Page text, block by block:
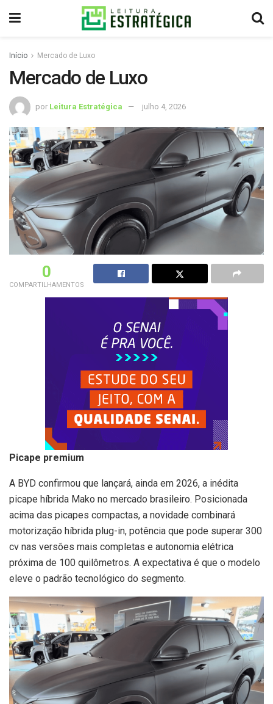
Início Mercado de Luxo
Mercado de Luxo
por Leitura Estratégica julho 4, 2026
0
COMPARTILHAMENTOS
Picape premium
A BYD confirmou que lançará, ainda em 2026, a inédita
picape híbrida Mako no mercado brasileiro. Posicionada
acima das picapes compactas, a novidade combinará
motorização híbrida plug-in, potência que pode superar 300
cv nas versões mais completas e autonomia elétrica
próxima de 100 quilômetros. A expectativa é que o modelo
eleve o padrão tecnológico do segmento.